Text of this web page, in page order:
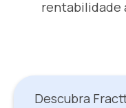
rentabilidade
Descubra